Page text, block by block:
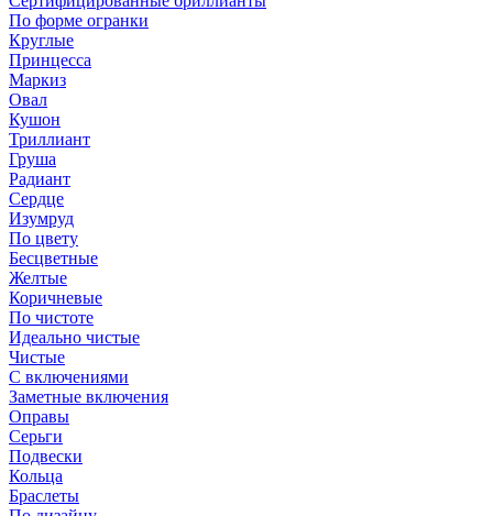
По форме огранки
Круглые
Принцесса
Маркиз
Овал
Кушон
Триллиант
Груша
Радиант
Сердце
Изумруд
По цвету
Бесцветные
Желтые
Коричневые
По чистоте
Идеально чистые
Чистые
С включениями
Заметные включения
Оправы
Серьги
Подвески
Кольца
Браслеты